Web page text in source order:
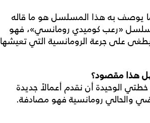
يوصف به هذا المسلسل هو ما قاله
«رعب كوميدي رومانسي»، فهو
على جرعة الرومانسية التي تعيشها
هذا مقصود؟
الوحيدة أن نقدم أعمالاً جديدة
والحالي رومانسية فهو مصادفة.